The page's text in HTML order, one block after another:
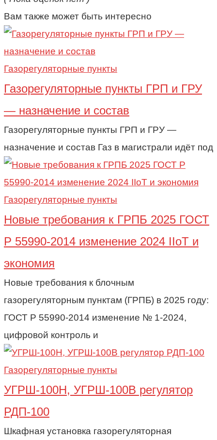
Вам также может быть интересно
Газорегуляторные пункты
Газорегуляторные пункты ГРП и ГРУ
— назначение и состав
Газорегуляторные пункты ГРП и ГРУ —
назначение и состав Газ в магистрали идёт под
Газорегуляторные пункты
Новые требования к ГРПБ 2025 ГОСТ
Р 55990-2014 изменение 2024 IIoT и
экономия
Новые требования к блочным
газорегуляторным пунктам (ГРПБ) в 2025 году:
ГОСТ Р 55990-2014 изменение № 1-2024,
цифровой контроль и
Газорегуляторные пункты
УГРШ-100Н, УГРШ-100В регулятор
РДП-100
Шкафная установка газорегуляторная